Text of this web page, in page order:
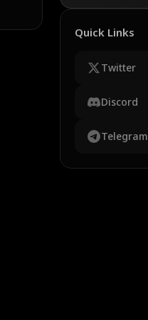
Quick Links
Twitter
Discord
Telegram